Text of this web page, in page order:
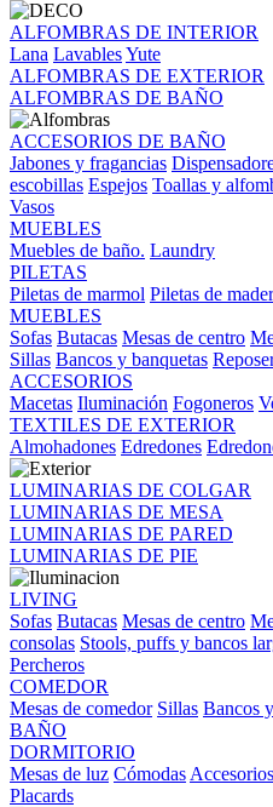
ALFOMBRAS DE INTERIOR
Lana LavablesYute
ALFOMBRAS DE EXTERIOR
ALFOMBRAS DE BAÑO
ACCESORIOS DE BAÑO
Jabones y fragancias
escobillas Espejos Toallas y
Vasos
MUEBLES
Muebles de baño. Laundry
PILETAS
Piletas de marmol Piletas de
MUEBLES
Sofas Butacas Mesas de centro
Sillas Bancos y banquetas
ACCESORIOS
Macetas Iluminación Fogoneros
TEXTILES DE EXTERIOR
Almohadones Edredones
LUMINARIAS DE COLGAR
LUMINARIAS DE MESA
LUMINARIAS DE PARED
LUMINARIAS DE PIE
LIVING
Sofas Butacas Mesas de centro
consolas Stools, puffs y bancos
Percheros
COMEDOR
Mesas de comedor Sillas Bancos
BAÑO
DORMITORIO
Mesas de luz Cómodas Accesorios
Placards